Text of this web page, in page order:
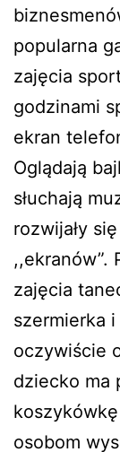
popularna
zajęcia
godzinami
ekran
Oglądają
słuchają
rozwijały
,,ekranów”.
zajęcia
szermierka
oczywiście
dziecko ma
osobom